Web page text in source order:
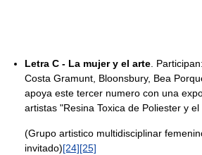
Letra C - La mujer y el arte .
Costa Gramunt, Bloonsbury, Bea
apoya este tercer numero con una
artistas "Resina Toxica de Poliester y el
(Grupo artistico multidisciplinar
invitado)[24][25]